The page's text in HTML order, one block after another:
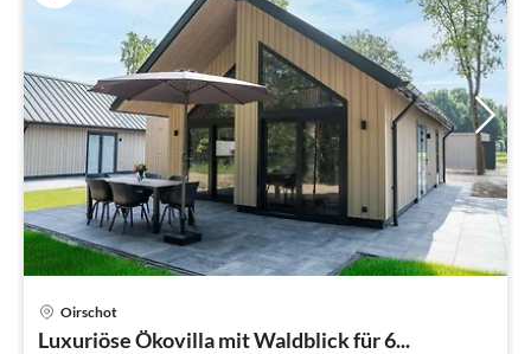
Oirschot
Luxuriöse Ökovilla mit Waldblick für 6...